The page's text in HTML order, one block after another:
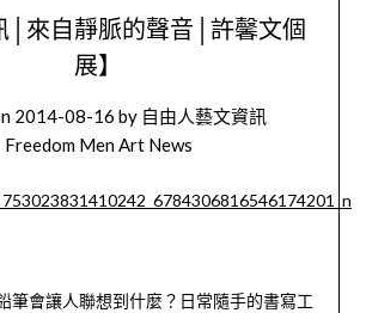
│來自靜脈的聲音│許馨文個
展】
2014-08-16 by 自由人藝文資訊
Freedom Men Art News
筆會讓人聯想到什麼？日常隨手的書寫工